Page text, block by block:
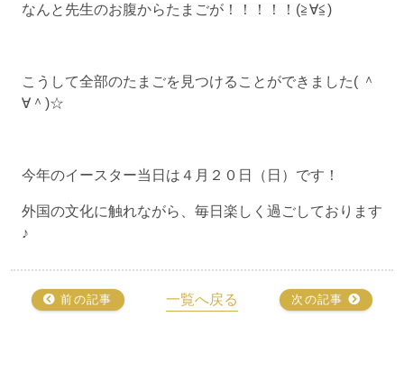
なんと先生のお腹からたまごが！！！！！(≧∀≦)
こうして全部のたまごを見つけることができました( ＾
∀＾)☆
今年のイースター当日は４月２０日（日）です！
外国の文化に触れながら、毎日楽しく過ごしております
♪
前の記事 一覧へ戻る 次の記事